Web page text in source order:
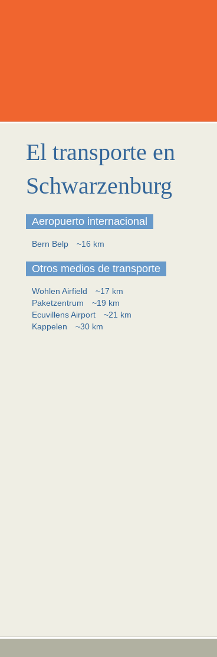
El transporte en
Schwarzenburg
Aeropuerto internacional
Bern Belp ~16 km
Otros medios de transporte
Wohlen Airfield
~17 km
Paketzentrum
~19 km
Ecuvillens Airport
~21 km
Kappelen
~30 km